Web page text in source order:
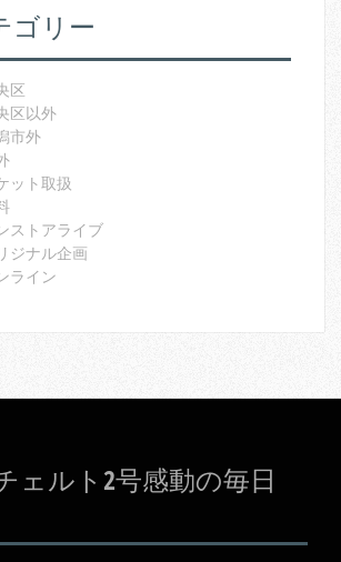
ゴリー
区
区以外
市外
ット取扱
ストアライブ
ジナル企画
ライン
ェルト2号感動の毎日